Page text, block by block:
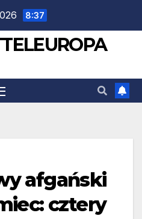
8:37
afgański
cztery